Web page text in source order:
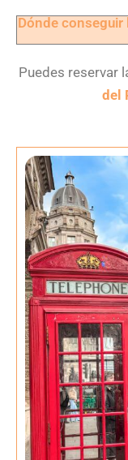
Dónde conseguir
Puedes reservar
del